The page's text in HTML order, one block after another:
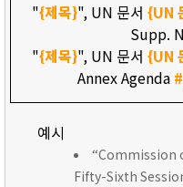
"{제목}", UN 문서 {UN
Supp.
"{제목}", UN 문서 {UN
Annex Agenda #
예시
“Commission
Fifty-Sixth